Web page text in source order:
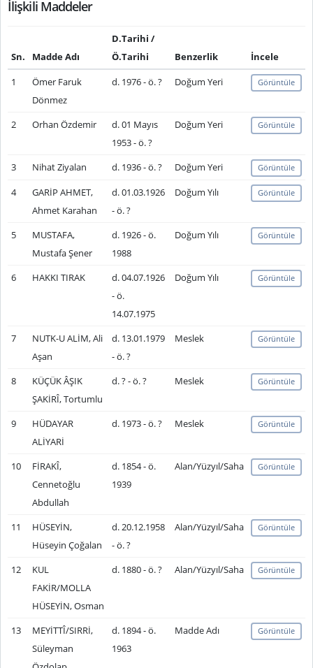
İlişkili Maddeler
Sn. Madde Adı
D.Tarihi /
Ö.Tarihi
Benzerlik
İncele
1
Ömer Faruk
Dönmez
d. 1976 - ö. ? Doğum Yeri Görüntüle
2 Orhan Özdemir
d. 01 Mayıs
1953 - ö. ?
Doğum Yeri Görüntüle
3 Nihat Ziyalan d. 1936 - ö. ? Doğum Yeri Görüntüle
4
GARİP AHMET,
Ahmet Karahan
d. 01.03.1926
- ö. ?
Doğum Yılı Görüntüle
5
MUSTAFA,
Mustafa Şener
d. 1926 - ö.
1988
Doğum Yılı Görüntüle
6 HAKKI TIRAK
d. 04.07.1926
- ö.
14.07.1975
Doğum Yılı Görüntüle
7
NUTK-U ALİM, Ali
Aşan
d. 13.01.1979
- ö. ?
Meslek Görüntüle
8
KÜÇÜK ÂŞIK
ŞAKİRÎ, Tortumlu
d. ? - ö. ? Meslek Görüntüle
9
HÜDAYAR
ALİYARİ
d. 1973 - ö. ? Meslek Görüntüle
10
FİRAKÎ,
Cennetoğlu
Abdullah
d. 1854 - ö.
1939
Alan/Yüzyıl/Saha Görüntüle
11
HÜSEYİN,
Hüseyin Çoğalan
d. 20.12.1958
- ö. ?
Alan/Yüzyıl/Saha Görüntüle
12
KUL
FAKİR/MOLLA
HÜSEYİN, Osman
d. 1880 - ö. ? Alan/Yüzyıl/Saha Görüntüle
13
MEYİTTÎ/SIRRİ,
Süleyman
d. 1894 - ö.
1963
Madde Adı Görüntüle